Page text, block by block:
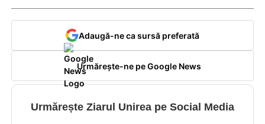
Adaugă-ne ca sursă preferată
Urmărește-ne pe Google News
Urmărește Ziarul Unirea pe Social Media